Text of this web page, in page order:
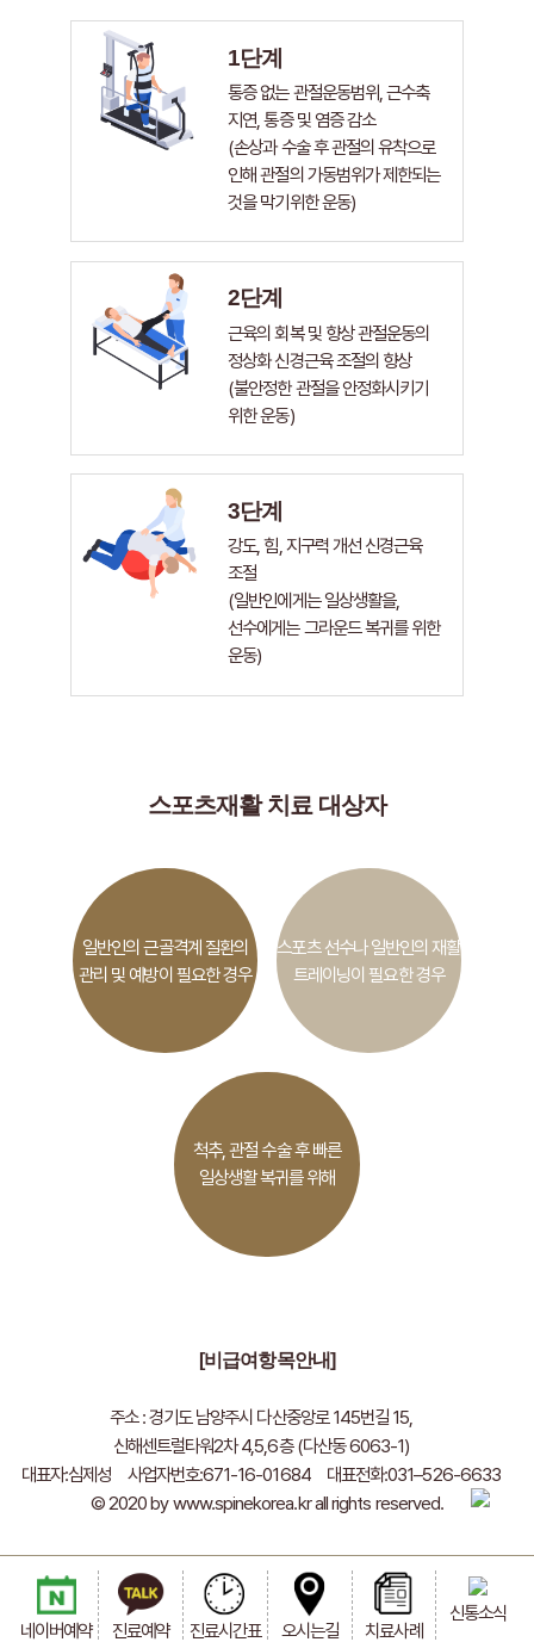
1단계
통증 없는 관절운동범위, 근수축
지연, 통증 및 염증 감소
(손상과 수술 후 관절의 유착으로
인해 관절의 가동범위가 제한되는
것을 막기위한 운동)
2단계
근육의 회복 및 향상 관절운동의
정상화 신경근육 조절의 향상
(불안정한 관절을 안정화시키기
위한 운동)
3단계
강도, 힘, 지구력 개선 신경근육
조절
(일반인에게는 일상생활을,
선수에게는 그라운드 복귀를 위한
운동)
스포츠재활 치료 대상자
일반인의 근골격계 질환의
관리 및 예방이 필요한 경우
스포츠 선수나 일반인의 재활
트레이닝이 필요한 경우
척추, 관절 수술 후 빠른
일상생활 복귀를 위해
[비급여항목안내]
주소 : 경기도 남양주시 다산중앙로 145번길 15,
신해센트럴타워2차 4,5,6층 (다산동 6063-1)
대표자:심제성
사업자번호:671-16-01684
대표전화:031–526-6633
© 2020 by www.spinekorea.kr all rights reserved.
네이버예약 진료예약 진료시간표 오시는길 치료사례
신통소식